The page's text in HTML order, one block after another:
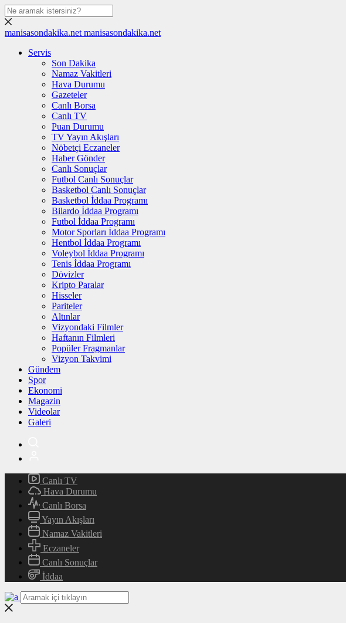
manisasondakika.net manisasondakika.net
Servis
Son Dakika
Namaz Vakitleri
Hava Durumu
Gazeteler
Canlı Borsa
Canlı TV
Puan Durumu
TV Yayın Akışları
Nöbetçi Eczaneler
Haber Gönder
Canlı Sonuçlar
Futbol Canlı Sonuçlar
Basketbol Canlı Sonuçlar
Basketbol İddaa Programı
Bilardo İddaa Programı
Futbol İddaa Programı
Motor Sporları İddaa Programı
Hentbol İddaa Programı
Voleybol İddaa Programı
Tenis İddaa Programı
Dövizler
Kripto Paralar
Hisseler
Pariteler
Altınlar
Vizyondaki Filmler
Haftanın Filmleri
Popüler Fragmanlar
Vizyon Takvimi
Gündem
Spor
Ekonomi
Magazin
Videolar
Galeri
Canlı TV
Hava Durumu
Canlı Borsa
Yayın Akışları
Namaz Vakitleri
Eczaneler
Canlı Sonuçlar
İddaa